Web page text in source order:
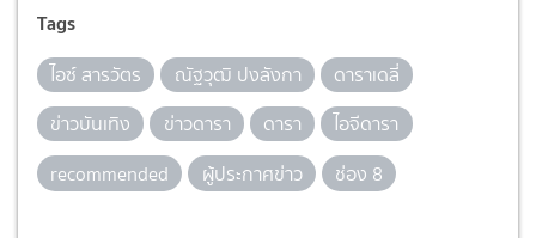
Tags
ไอซ์ สารวัตร ณัฐวุฒิ ปงลังกา
ดาราเดลี่
ข่าวบันเทิง
ข่าวดารา ดารา
ไอจีดารา
recommended
ผู้ประกาศข่าว ช่อง 8